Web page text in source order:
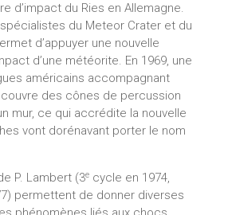
d’impact du Ries en Allemagne.
du Meteor Crater et du
d’appuyer une nouvelle
d’une météorite. En 1969, une
américains accompagnant
des cônes de percussion
mur, ce qui accrédite la nouvelle
vont dorénavant porter le nom
P. Lambert (3ecycle en 1974,
permettent de donner diverses